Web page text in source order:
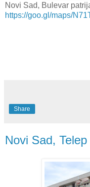
Novi Sad, Bulevar
https://goo.gl/maps/
Share
Novi Sad,